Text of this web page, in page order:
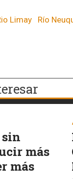
Limay Río
más
más